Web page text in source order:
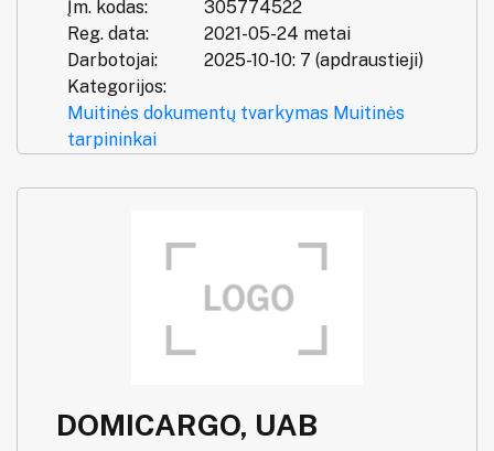
Įm. kodas:
305774522
Reg. data:
2021-05-24 metai
Darbotojai:
2025-10-10: 7 (apdraustieji)
Kategorijos:
Muitinės dokumentų tvarkymas Muitinės
tarpininkai
DOMICARGO, UAB